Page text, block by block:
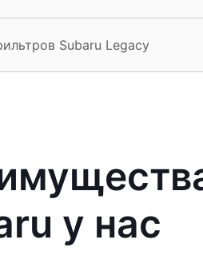
Subaru Legacy
у нас